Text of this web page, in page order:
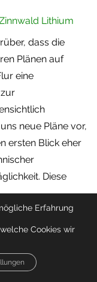
Lithium
dass die
Plänen auf
eine
neue Pläne vor,
ersten Blick eher
Diese
MRE
2022/2023 hat
Erfahrung
Cookies wir